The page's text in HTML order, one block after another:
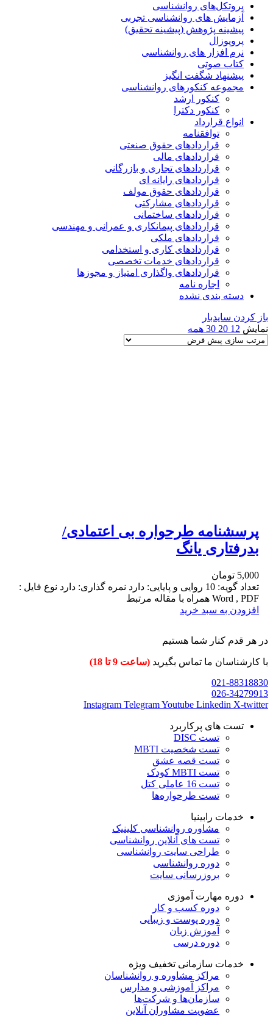
پروتکل‌های روانشناسی
آزمایش های روانشناسی تجربی
پیشینه پژوهش (پیشینه تحقیق)
پروپوزال
نرم افزار های روانشناسی
کتاب صوتی
پیشنهاد شگفت انگیز
مجموعه کنکورهای روانشناسی
کنکور ارشد
کنکور دکترا
انواع قرارداد
توافقنامه
قراردادهای حقوق صنعتی
قراردادهای مالی
قراردادهای تجاری و بازرگانی
قراردادهای رایانه ای
قراردادهای حقوق مولف
قراردادهای مشارکتی
قراردادهای ساختمانی
قراردادهای پیمانکاری و عمرانی و مهندسی
قراردادهای ملکی
قراردادهای کاری و استخدامی
قراردادهای خدمات تخصصی
قراردادهای واگذاری امتیاز و مجوزها
اجاره نامه
دسته بندی نشده
باز کردن سایدبار
نمایش 12
20
30 همه
پرسشنامه طرحواره بی اعتمادی/
بدرفتاری یانگ
5,000 تومان
تعداد گویه: 10 روایی و پایایی: دارد نمره گذاری: دارد نوع فایل :
Word , PDF همراه با مقاله مرتبط
افزودن به سبد خرید
در هر قدم کنار شما هستیم
با کارشناسان ما تماس بگیرید (ساعت 9 تا 18)
021-88318830
026-34279913
Instagram TelegramYoutube Linkedin X-twitter
تست های پرکاربرد
تست DISC
تست شخصیت MBTI
تست قصه عشق
تست MBTI کودک
تست 16 عاملی کتل
تست طرحواره‌ها
خدمات رابینیا
مشاوره روانشناسی کلینیک
تست های آنلاین روانشناسی
طراحی سایت روانشناسی
دوره روانشناسی
بروزرسانی سایت
دوره مهارت آموزی
دوره کسب و کار
دوره پوست و زیبایی
آموزش زبان
دوره درسی
خدمات سازمانی تخفیف ویژه
مراکز مشاوره و روانشناسان
مراکز آموزشی و مدارس
سازمان‌ها و شرکت‌ها
عضویت مشاوران آنلاین